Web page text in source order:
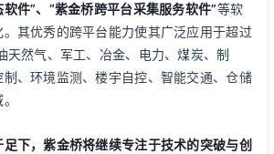
件”、“紫金桥跨平台采集服务软件”等软
其优秀的跨平台能力使其广泛应用于超过
天然气、军工、冶金、电力、煤炭、制
、环境监测、楼宇自控、智能交通、仓储
，紫金桥将继续专注于技术的突破与创